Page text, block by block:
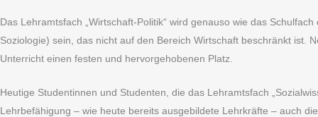
Das Lehramtsfach „Wirtschaft-Politik“ wird genauso wie das
Soziologie) sein, das nicht auf den Bereich Wirtschaft beschränkt ist.
Unterricht einen festen und hervorgehobenen Platz.
Heutige Studentinnen und Studenten, die das Lehramtsfach
Lehrbefähigung – wie heute bereits ausgebildete Lehrkräfte – auch